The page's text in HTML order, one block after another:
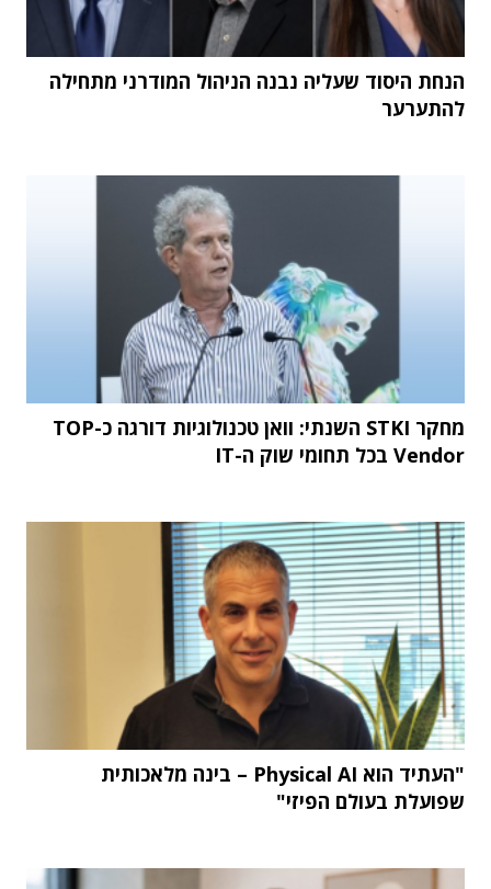
הנחת היסוד שעליה נבנה הניהול המודרני מתחילה
להתערער
מחקר STKI השנתי: וואן טכנולוגיות דורגה כ-TOP
Vendor בכל תחומי שוק ה-IT
"העתיד הוא Physical AI – בינה מלאכותית
שפועלת בעולם הפיזי"